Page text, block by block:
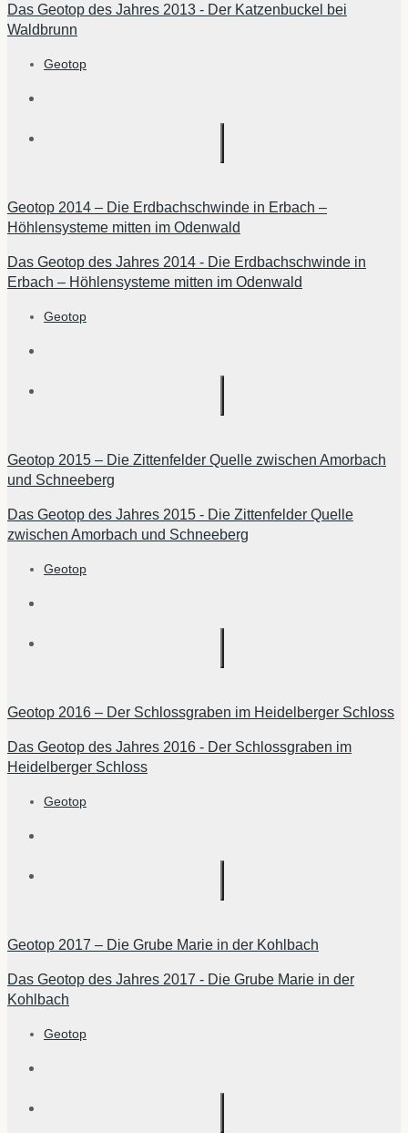
Das Geotop des Jahres 2013 - Der Katzenbuckel bei
Waldbrunn
Geotop
Geotop 2014 – Die Erdbachschwinde in Erbach –
Höhlensysteme mitten im Odenwald
Das Geotop des Jahres 2014 - Die Erdbachschwinde in
Erbach – Höhlensysteme mitten im Odenwald
Geotop
Geotop 2015 – Die Zittenfelder Quelle zwischen Amorbach
und Schneeberg
Das Geotop des Jahres 2015 - Die Zittenfelder Quelle
zwischen Amorbach und Schneeberg
Geotop
Geotop 2016 – Der Schlossgraben im Heidelberger Schloss
Das Geotop des Jahres 2016 - Der Schlossgraben im
Heidelberger Schloss
Geotop
Geotop 2017 – Die Grube Marie in der Kohlbach
Das Geotop des Jahres 2017 - Die Grube Marie in der
Kohlbach
Geotop